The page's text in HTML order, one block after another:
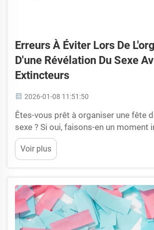
Erreurs À Éviter Lors De
D'une Révélation Du Sexe
Extincteurs
2026-01-08 11:51:50
Êtes-vous prêt à organiser une fête
sexe ? Si oui, faisons-en un moment
Pulvériser vos invités avec de la
un brouillard provenant d'extincteurs
de révéler une surprise bleue ou
Voir plus